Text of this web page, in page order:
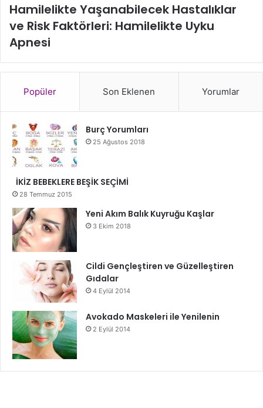
Hamilelikte Yaşanabilecek Hastalıklar
ve Risk Faktörleri: Hamilelikte Uyku
Apnesi
Popüler Son Eklenen Yorumlar
Burç Yorumları
25 Ağustos 2018
İKİZ BEBEKLERE BEŞİK SEÇİMİ
28 Temmuz 2015
Yeni Akım Balık Kuyruğu Kaşlar
3 Ekim 2018
Cildi Gençleştiren ve Güzelleştiren
Gıdalar
4 Eylül 2014
Avokado Maskeleri ile Yenilenin
2 Eylül 2014